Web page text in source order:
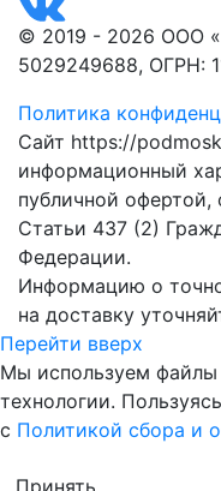
© 2019 - 2026 ООО «
5029249688, ОГРН:
Политика
Сайт https://
информационный
публичной
Статьи 437 (2)
Федерации.
Информацию о
на доставку
Перейти вверх
Мы используем
технологии.
с Политикой сбора и